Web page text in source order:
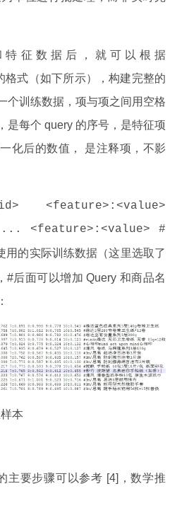
征数据后，就可以根据
格式（如下所示），构建完整的
个训练数据，项与项之间用空格
是每个 query 的序号， 是特征项
化后的数值，
是注释项，不影
<feature>:<value>
... <feature>:<value> #
用的实际训练数据（这里选取了
#后面可以增加 Query 和商品名
本
主要步骤可以参考 [4]，数学推